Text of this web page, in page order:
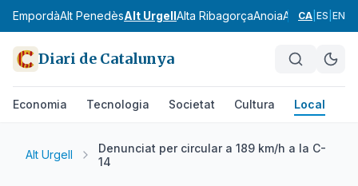
EmpordàAlt PenedèsAlt UrgellAlta RibagorçaAnoiaAranBages
CA ES EN
Diari de Catalunya
Economia Tecnologia Societat Cultura Local
Alt Urgell
Denunciat per circular a 189 km/h a la C-
14